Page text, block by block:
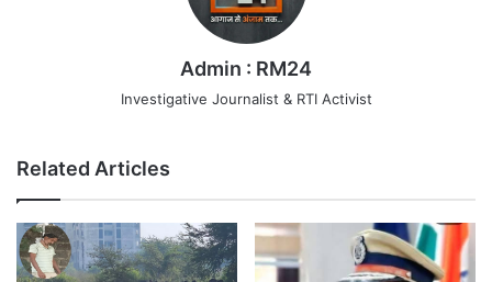
Admin : RM24
Investigative Journalist & RTI Activist
Related Articles